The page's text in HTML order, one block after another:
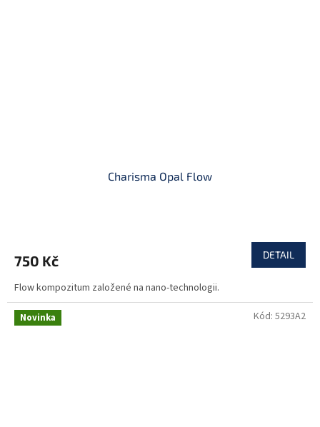
Charisma Opal Flow
750 Kč DETAIL
Flow kompozitum založené na nano-technologii.
Novinka Kód: 5293A2